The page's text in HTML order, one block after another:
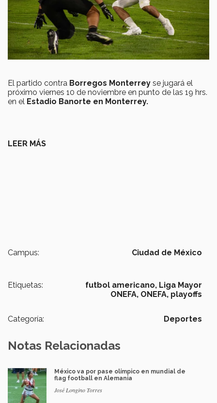
El partido contra Borregos Monterrey se jugará el
próximo viernes 10 de noviembre en punto de las 19 hrs.
en el Estadio Banorte en Monterrey.
LEER MÁS
Campus: Ciudad de México
Etiquetas: futbol americano, Liga Mayor
ONEFA, ONEFA, playoffs
Categoría: Deportes
Notas Relacionadas
México va por pase olímpico en mundial de
flag football en Alemania
José Longino Torres